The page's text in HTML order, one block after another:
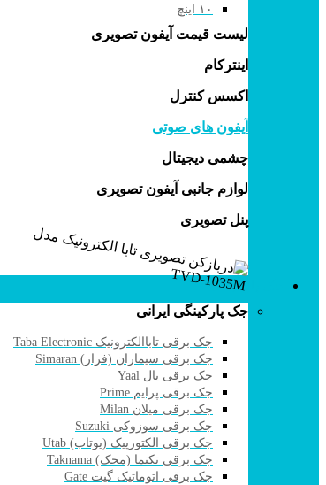
۱۰ اینچ
لیست قیمت آیفون تصویری
اینترکام
اکسس کنترل
آیفون های صوتی
چشمی دیجیتال
لوازم جانبی آیفون تصویری
پنل تصویری
جک پارکینگی
جک پارکینگی ایرانی
جک برقی تاباالکترونیک Taba Electronic
جک برقی سیماران (فراز) Simaran
جک برقی یال Yaal
جک برقی پرایم Prime
جک برقی میلان Milan
جک برقی سوزوکی Suzuki
جک برقی الکتورپیک (یوتاب) Utab
جک برقی تکنما (محک) Taknama
جک برقی اتوماتیک گیت Gate